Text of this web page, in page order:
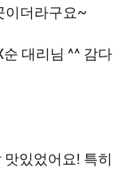
이더라구요~
대리님 ^^ 감다
있었어요! 특히